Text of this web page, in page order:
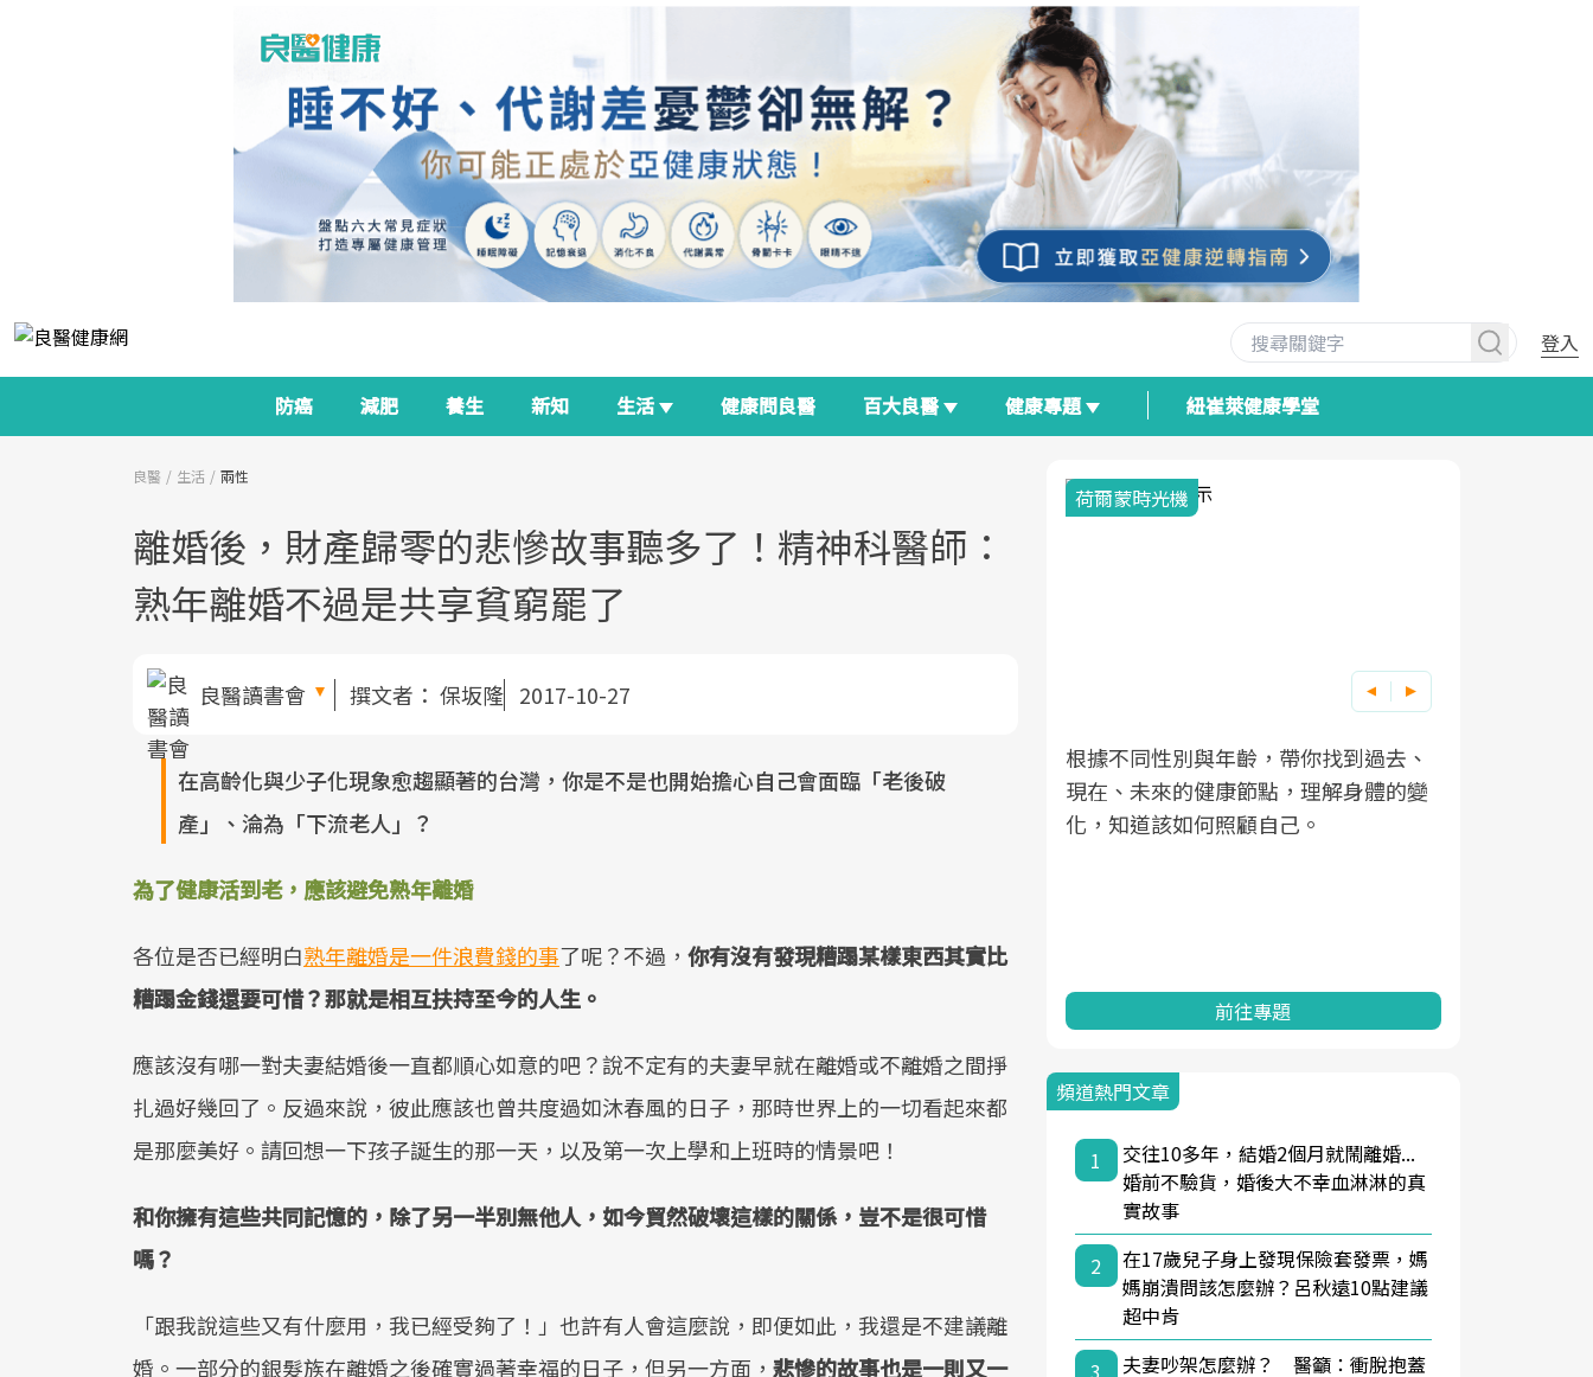
登入
防癌 減肥 養生 新知 生活 健康問良醫 百大良醫 健康專題 紐崔萊健康學堂
良醫 生活 兩性
離婚後，財產歸零的悲慘故事聽多了！精神科醫師：
熟年離婚不過是共享貧窮罷了
良醫讀書會 撰文者： 保坂隆 2017-10-27
在高齡化與少子化現象愈趨顯著的台灣，你是不是也開始擔心自己會面臨「老後破
產」、淪為「下流老人」？
為了健康活到老，應該避免熟年離婚
各位是否已經明白熟年離婚是一件浪費錢的事了呢？不過， 你有沒有發現糟蹋某樣東西其實比
糟蹋金錢還要可惜？那就是相互扶持至今的人生。
應該沒有哪一對夫妻結婚後一直都順心如意的吧？說不定有的夫妻早就在離婚或不離婚之間掙
扎過好幾回了。反過來說，彼此應該也曾共度過如沐春風的日子，那時世界上的一切看起來都
是那麼美好。請回想一下孩子誕生的那一天，以及第一次上學和上班時的情景吧！
和你擁有這些共同記憶的，除了另一半別無他人，如今貿然破壞這樣的關係，豈不是很可惜
嗎？
「跟我說這些又有什麼用，我已經受夠了！」也許有人會這麼說，即便如此，我還是不建議離
婚。一部分的銀髮族在離婚之後確實過著幸福的日子，但另一方面， 悲慘的故事也是一則又一
邁向「健康照護」的新時代。隨著國家
狀況、啟動健康管理的重要起點。
健康新生活」，從講座、體驗到運動，
發，透過醫學觀點與日常感受的對話，
荷爾蒙時光機
根據不同性別與年齡，帶你找到過去、
現在、未來的健康節點，理解身體的變
化，知道該如何照顧自己。
前往專題
頻道熱門文章
1
交往10多年，結婚2個月就鬧離婚...
婚前不驗貨，婚後大不幸血淋淋的真
實故事
2
在17歲兒子身上發現保險套發票，媽
媽崩潰問該怎麼辦？呂秋遠10點建議
超中肯
3
夫妻吵架怎麼辦？ 醫籲：衝脫抱蓋